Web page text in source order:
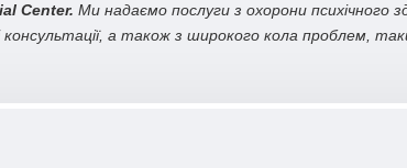
Center.Ми надаємо послуги з охорони психічного
а також з широкого кола проблем,